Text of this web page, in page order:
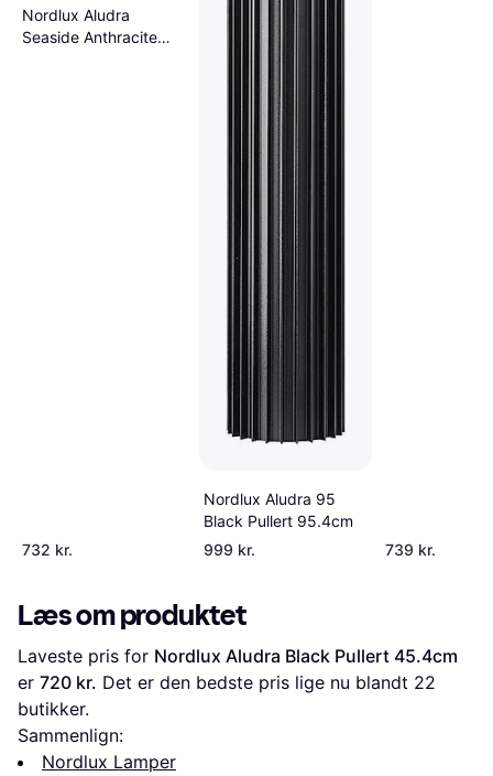
Nordlux Aludra
Seaside Anthracite
732 kr.
Nordlux Aludra 95
Black Pullert 95.4cm
999 kr.
739 kr.
Læs om produktet
Laveste pris for Nordlux Aludra Black Pullert 45.4cm
er 720 kr. Det er den bedste pris lige nu blandt 22
butikker.
Sammenlign:
Nordlux Lamper